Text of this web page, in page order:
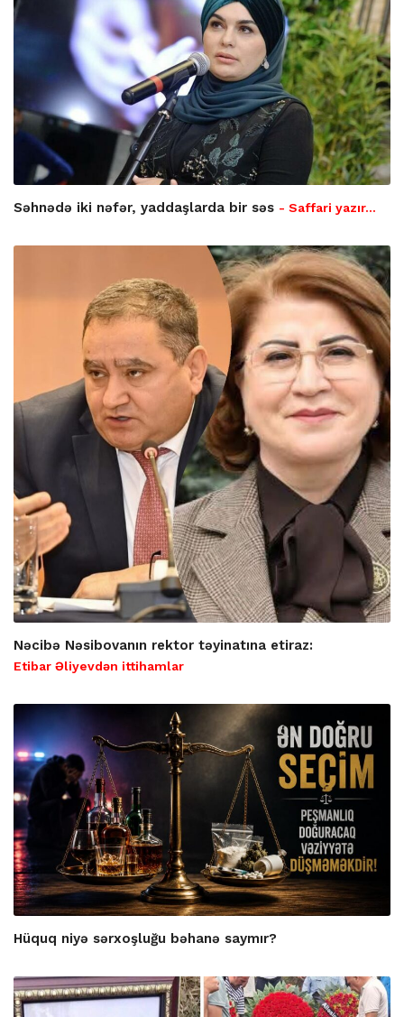
Səhnədə iki nəfər, yaddaşlarda bir səs - Saffari yazır…
Nəcibə Nəsibovanın rektor təyinatına etiraz:
Etibar Əliyevdən ittihamlar
Hüquq niyə sərxoşluğu bəhanə saymır?